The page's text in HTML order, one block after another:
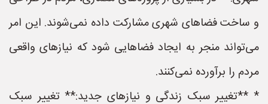
و ساخت فضاهای شهری مشارکت داده نمی‌شوند. این امر
می‌تواند منجر به ایجاد فضاهایی شود که نیازهای واقعی
مردم را برآورده نمی‌کنند.
* **تغییر سبک زندگی و نیازهای جدید:** تغییر سبک